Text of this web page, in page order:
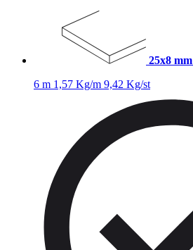
25x8 mm
6 m 1,57 Kg/m 9,42 Kg/st